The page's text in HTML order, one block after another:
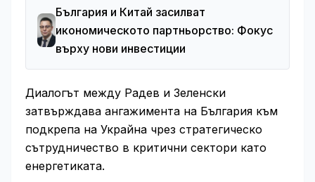
България и Китай засилват
икономическото партньорство: Фокус
върху нови инвестиции
Диалогът между Радев и Зеленски
затвърждава ангажимента на България към
подкрепа на Украйна чрез стратегическо
сътрудничество в критични сектори като
енергетиката.